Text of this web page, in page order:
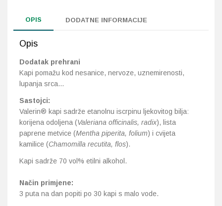
OPIS DODATNE INFORMACIJE
Opis
Dodatak prehrani
Kapi pomažu kod nesanice, nervoze, uznemirenosti,
lupanja srca…
Sastojci:
Valerin® kapi sadrže etanolnu iscrpinu ljekovitog bilja:
korijena odoljena (Valeriana officinalis, radix), lista
paprene metvice (Mentha piperita, folium) i cvijeta
kamilice (Chamomilla recutita, flos).
Kapi sadrže 70 vol% etilni alkohol.
Način primjene:
3 puta na dan popiti po 30 kapi s malo vode.